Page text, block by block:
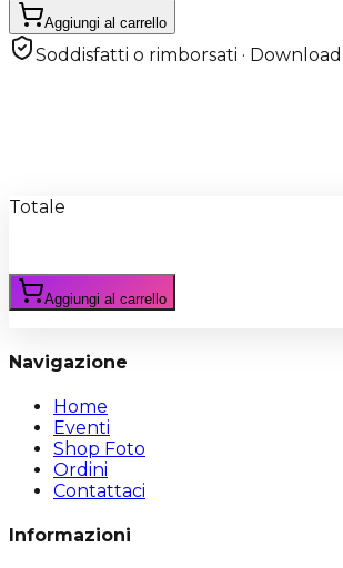
Aggiungi al carrello
Soddisfatti o rimborsati ·
Totale
Aggiungi al carrello
Navigazione
Home
Eventi
Shop Foto
Ordini
Contattaci
Informazioni